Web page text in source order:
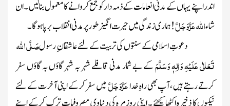
اندر اپنے یہاں کے مدنی انعامات کے ذمہ دار کو جمع کروانے کا معمول بنا لیں ۔ان
شاءاللہعَزَّوَجَلَّ! ہماری زندگی میں حیرت انگیز طور پر مدنی انقلاب برپا ہوگا ۔
دعوتِ اسلامی کے سنتوں کی تربیت کے لئے عاشقان ِ رسولصَلَّی اللہ
تَعَالٰی عَلَیْہِ وَاٰلِہٖ وَسَلَّمَکے بے شمار مدنی قافلے شہر بہ شہر گاؤں بہ گاؤں سفر
کرتے رہتے ہیں ، آپ بھی راہِ خداعَزَّوَجَلَّمیں سفر کرکے اپنی آخرت کے لئے